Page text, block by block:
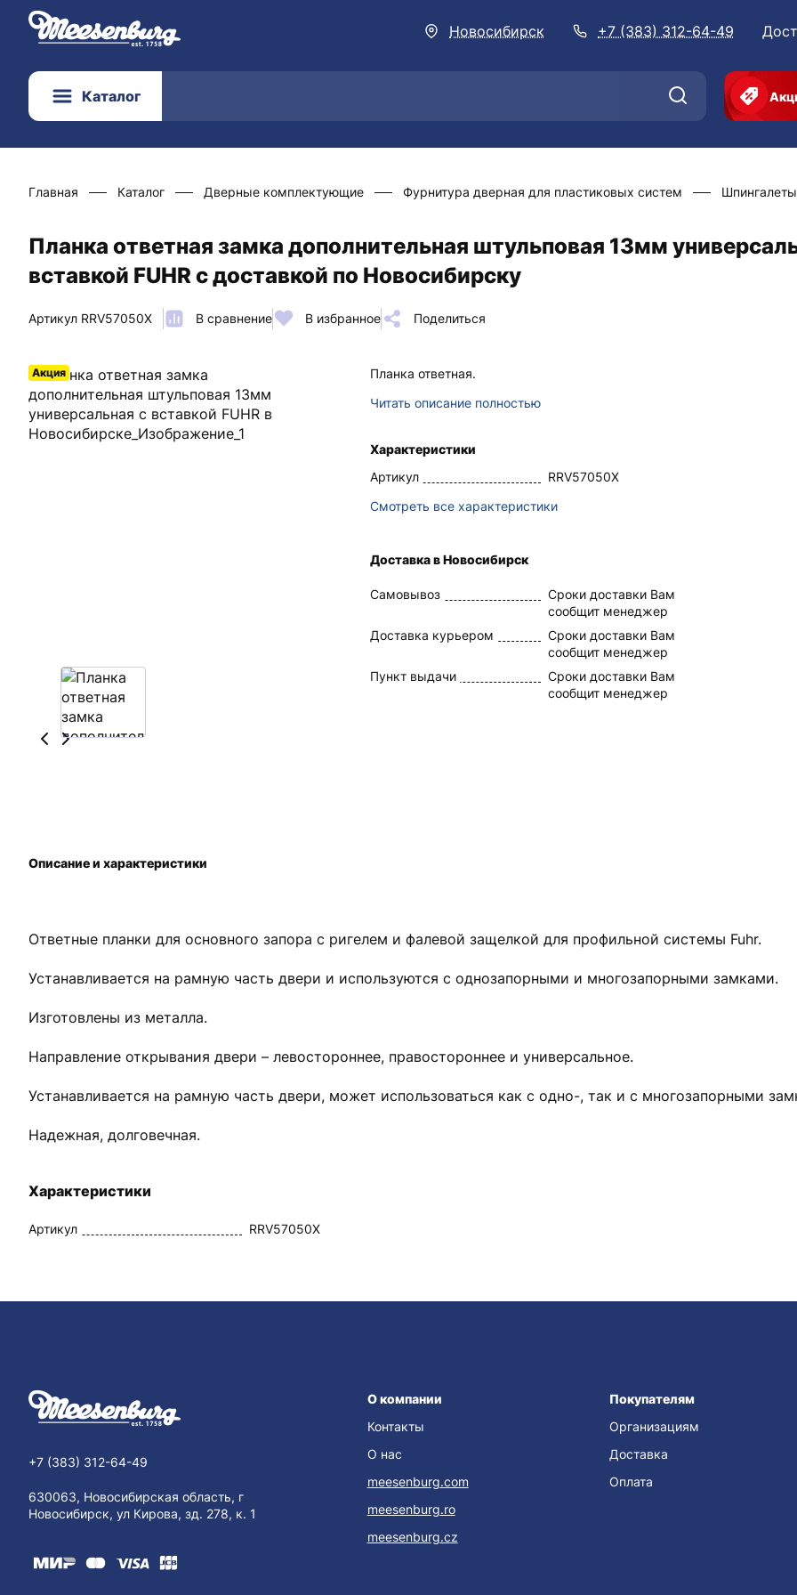
Новосибирск +7 (383) 312-64-49
Каталог
Главная Каталог Дверные комплектующие Фурнитура дверная для пластиковых систем
Планка ответная замка дополнительная штульповая 13мм
вставкой FUHR с доставкой по Новосибирску
Артикул RRV57050X В сравнение В избранное Поделиться
Акция
Планка ответная.
Читать описание полностью
Характеристики
Артикул
RRV57050X
Смотреть все характеристики
Доставка в Новосибирск
Самовывоз
Сроки доставки Вам
сообщит менеджер
Доставка курьером
Сроки доставки Вам
сообщит менеджер
Пункт выдачи
Сроки доставки Вам
сообщит менеджер
Ответные планки для основного запора с ригелем и фалевой защелкой для профильной системы Fuhr.
Устанавливается на рамную часть двери и используются с однозапорными и многозапорными замками.
Изготовлены из металла.
Направление открывания двери – левостороннее, правостороннее и универсальное.
Устанавливается на рамную часть двери, может использоваться как с одно-, так и с многозапорными
Надежная, долговечная.
Характеристики
Артикул RRV57050X
Описание и характеристики
+7 (383) 312-64-49
630063, Новосибирская область, г
Новосибирск, ул Кирова, зд. 278, к. 1
О компании
Контакты
О нас
meesenburg.com
meesenburg.ro
meesenburg.cz
Покупателям
Организациям
Доставка
Оплата